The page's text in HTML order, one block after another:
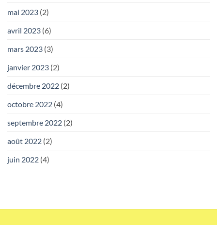
mai 2023 (2)
avril 2023 (6)
mars 2023 (3)
janvier 2023 (2)
décembre 2022 (2)
octobre 2022 (4)
septembre 2022 (2)
août 2022 (2)
juin 2022 (4)